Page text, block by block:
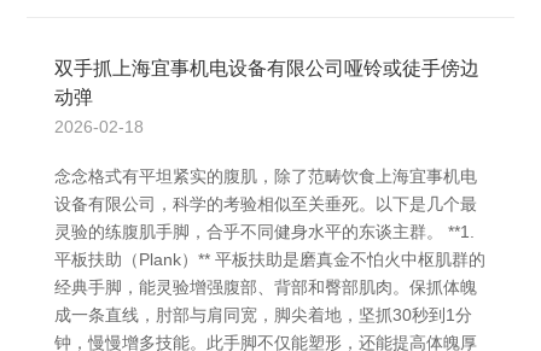
双手抓上海宜事机电设备有限公司哑铃或徒手傍边
动弹
2026-02-18
念念格式有平坦紧实的腹肌，除了范畴饮食上海宜事机电
设备有限公司，科学的考验相似至关垂死。以下是几个最
灵验的练腹肌手脚，合乎不同健身水平的东谈主群。 **1.
平板扶助（Plank）** 平板扶助是磨真金不怕火中枢肌群的
经典手脚，能灵验增强腹部、背部和臀部肌肉。保抓体魄
成一条直线，肘部与肩同宽，脚尖着地，坚抓30秒到1分
钟，慢慢增多技能。此手脚不仅能塑形，还能提高体魄厚